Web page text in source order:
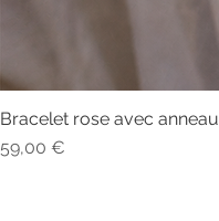
Bracelet rose avec anneau
Prix
59,00 €